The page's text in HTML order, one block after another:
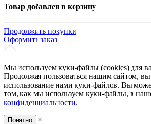
Товар добавлен в корзину
Продолжить покупки
Оформить заказ
Мы используем куки-файлы (cookies) для
Продолжая пользоваться нашим сайтом, вы
использование нами куки-файлов. Вы
том, как мы используем куки-файлы, в
конфиденциальности.
Понятно
×